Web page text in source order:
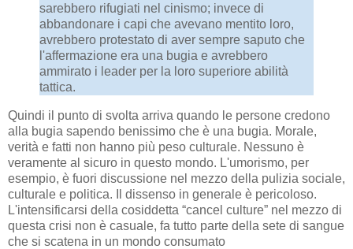
sarebbero rifugiati nel cinismo; invece di
abbandonare i capi che avevano mentito loro,
avrebbero protestato di aver sempre saputo che
l'affermazione era una bugia e avrebbero
ammirato i leader per la loro superiore abilità
tattica.
Quindi il punto di svolta arriva quando le persone credono
alla bugia sapendo benissimo che è una bugia. Morale,
verità e fatti non hanno più peso culturale. Nessuno è
veramente al sicuro in questo mondo. L'umorismo, per
esempio, è fuori discussione nel mezzo della pulizia sociale,
culturale e politica. Il dissenso in generale è pericoloso.
L'intensificarsi della cosiddetta “cancel culture” nel mezzo di
questa crisi non è casuale, fa tutto parte della sete di sangue
che si scatena in un mondo consumato